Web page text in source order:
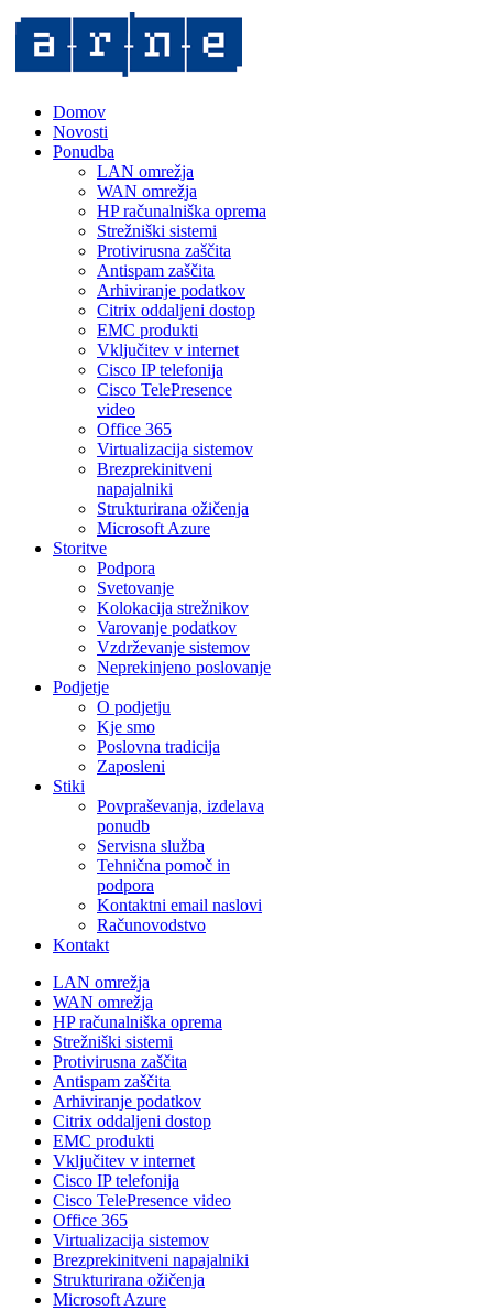
Domov
Novosti
Ponudba
LAN omrežja
WAN omrežja
HP računalniška oprema
Strežniški sistemi
Protivirusna zaščita
Antispam zaščita
Arhiviranje podatkov
Citrix oddaljeni dostop
EMC produkti
Vključitev v internet
Cisco IP telefonija
Cisco TelePresence
video
Office 365
Virtualizacija sistemov
Brezprekinitveni
napajalniki
Strukturirana ožičenja
Microsoft Azure
Storitve
Podpora
Svetovanje
Kolokacija strežnikov
Varovanje podatkov
Vzdrževanje sistemov
Neprekinjeno poslovanje
Podjetje
O podjetju
Kje smo
Poslovna tradicija
Zaposleni
Stiki
Povpraševanja, izdelava
ponudb
Servisna služba
Tehnična pomoč in
podpora
Kontaktni email naslovi
Računovodstvo
Kontakt
LAN omrežja
WAN omrežja
HP računalniška oprema
Strežniški sistemi
Protivirusna zaščita
Antispam zaščita
Arhiviranje podatkov
Citrix oddaljeni dostop
EMC produkti
Vključitev v internet
Cisco IP telefonija
Cisco TelePresence video
Office 365
Virtualizacija sistemov
Brezprekinitveni napajalniki
Strukturirana ožičenja
Microsoft Azure